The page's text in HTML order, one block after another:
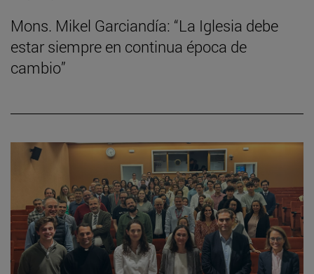
Mons. Mikel Garciandía: “La Iglesia debe
estar siempre en continua época de
cambio”